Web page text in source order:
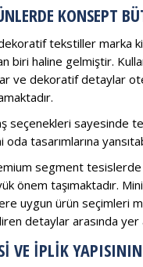
KONSEPT
tekstiller marka
biri haline gelmiştir.
ve dekoratif detaylar
seçenekleri sayesinde
oda tasarımlarına
segment
önem taşımaktadır.
uygun ürün seçimleri
detaylar arasında yer
VE İPLIK